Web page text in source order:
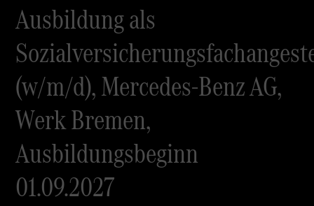
Ausbildung als
(w/m/d), Mercedes-Benz AG,
Werk Bremen,
Ausbildungsbeginn
01.09.2027